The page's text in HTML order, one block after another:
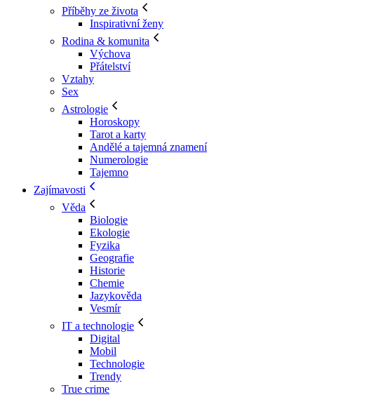
Příběhy ze života
Inspirativní ženy
Rodina & komunita
Výchova
Přátelství
Vztahy
Sex
Astrologie
Horoskopy
Tarot a karty
Andělé a tajemná znamení
Numerologie
Tajemno
Zajímavosti
Věda
Biologie
Ekologie
Fyzika
Geografie
Historie
Chemie
Jazykověda
Vesmír
IT a technologie
Digital
Mobil
Technologie
Trendy
True crime